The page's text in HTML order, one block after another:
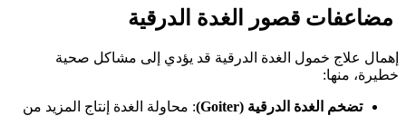
مضاعفات قصور الغدة الدرقية
إهمال علاج خمول الغدة الدرقية قد يؤدي إلى مشاكل صحية
خطيرة، منها:
تضخم الغدة الدرقية (Goiter)
: محاولة الغدة إنتاج المزيد من